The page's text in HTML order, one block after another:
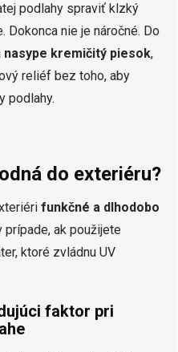
podlahy spraviť klzký
Dokonca nie je náročné. Do
nasype kremičitý piesok,
reliéf bez toho, aby
podlahy.
do exteriéru?
funkčné a dlhodobo
prípade, ak použijete
ktoré zvládnu UV
faktor pri